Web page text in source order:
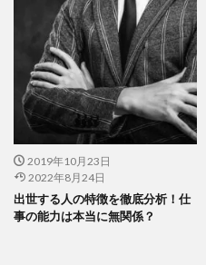
2019年10月23日
2022年8月24日
出世する人の特徴を徹底分析！仕
事の能力は本当に無関係？